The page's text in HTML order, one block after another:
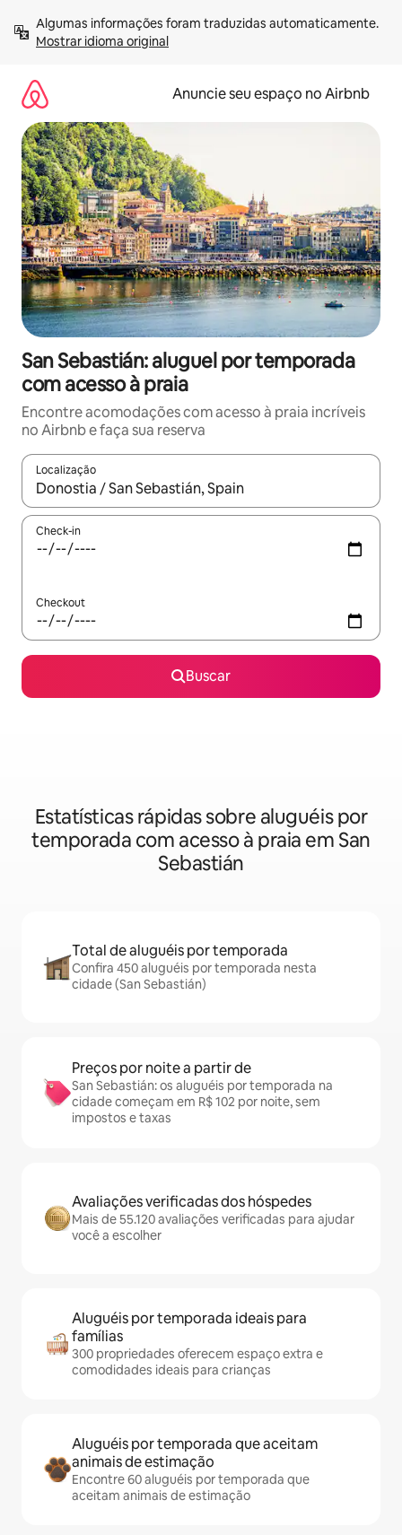
para
Mostrar idioma original
Anuncie seu espaço no Airbnb
San Sebastián: aluguel por temporada
com acesso à praia
Encontre acomodações com acesso à praia incríveis
no Airbnb e faça sua reserva
Localização
Quando os resultados estiverem disponíveis, explore-os
Check-in
Checkout
Buscar
Estatísticas rápidas sobre aluguéis por
temporada com acesso à praia em San
Sebastián
Total de aluguéis por temporada
Confira 450 aluguéis por temporada nesta
cidade (San Sebastián)
Preços por noite a partir de
San Sebastián: os aluguéis por temporada na
cidade começam em R$ 102 por noite, sem
impostos e taxas
Avaliações verificadas dos hóspedes
Mais de 55.120 avaliações verificadas para ajudar
você a escolher
Aluguéis por temporada ideais para
famílias
300 propriedades oferecem espaço extra e
comodidades ideais para crianças
Aluguéis por temporada que aceitam
animais de estimação
Encontre 60 aluguéis por temporada que
aceitam animais de estimação